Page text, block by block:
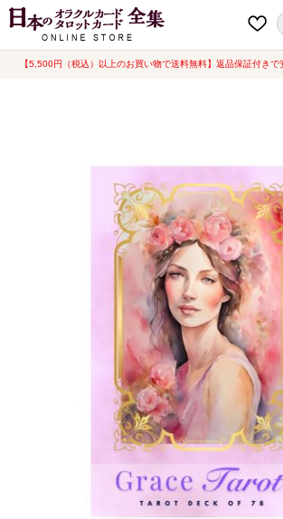
【5,500円（税込）以上のお買い物で送料無料】返品保証付きで
ナ
コ
オラクルカード
カード関連グッズ
ホーム タロットカード 芸術的
Grace Tarot（グ
（2025年8月発売）